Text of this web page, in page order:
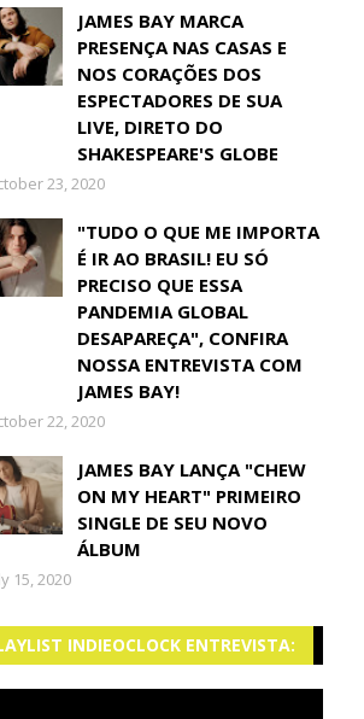
JAMES BAY MARCA
PRESENÇA NAS CASAS E
NOS CORAÇÕES DOS
ESPECTADORES DE SUA
LIVE, DIRETO DO
SHAKESPEARE'S GLOBE
23, 2020
"TUDO O QUE ME IMPORTA
É IR AO BRASIL! EU SÓ
PRECISO QUE ESSA
PANDEMIA GLOBAL
DESAPAREÇA", CONFIRA
NOSSA ENTREVISTA COM
JAMES BAY!
22, 2020
JAMES BAY LANÇA "CHEW
ON MY HEART" PRIMEIRO
SINGLE DE SEU NOVO
ÁLBUM
15, 2020
INDIEOCLOCK ENTREVISTA: